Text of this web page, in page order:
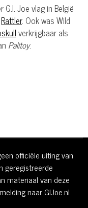
G.I. Joe vlag in België
Rattler. Ook was Wild
verkrijgbaar als
Palitoy.
officiële uiting van
geregistreerde
materiaal van deze
naar GIJoe.nl